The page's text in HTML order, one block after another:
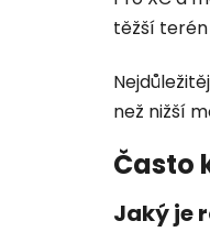
těžší terén
než nižší
Často
Jaký je